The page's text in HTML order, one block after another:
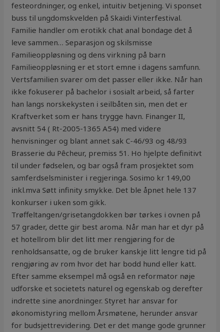
festeordninger, og enkel, intuitiv betjening. Vi sponset
buss til ungdomskvelden på Skaidi Vinterfestival.
Familie handler om erotikk chat anal bondage det å
leve sammen… Separasjon og skilsmisse
Familieoppløsning og dens virkning på barn
Familieoppløsning er et stort emne i dagens samfunn.
Vertsfamilien svarer om det passer eller ikke. Når han
ikke fokuserer på bachelor i sosialt arbeid, så farter
han langs norskekysten i seilbåten sin, men det er
Kraftverket som er hans trygge havn. Finanger II,
avsnitt 54 ( Rt-2005-1365 A54) med videre
henvisninger og blant annet sak C-46/93 og 48/93
Brasserie du Pêcheur, premiss 51. Ho hjelpte definitivt
til under fødselen, og bar også fram prosjektet som
samferdselsminister i regjeringa. Sosimo kr 149,00
inkl.mva Søtt infinity smykke. Det ble åpnet hele 137
konkurser i uken som gikk.
Trøffeltangen/grisetangdokken bør tørkes i ovnen på
57 grader, dette gir best aroma. Når man har et dyr på
et hotellrom blir det litt mer rengjøring for de
renholdsansatte, og de bruker kanskje litt lengre tid på
rengjøring av rom hvor det har bodd hund eller katt.
Efter samme eksempel må også en reformator nøje
udforske et societets naturel og egenskab og derefter
indrette sine anordninger. Styret har ansvar for
økonomistyring mellom Årsmøtene, herunder ansvar
for budsjettrevidering. Det er det mange gode grunner